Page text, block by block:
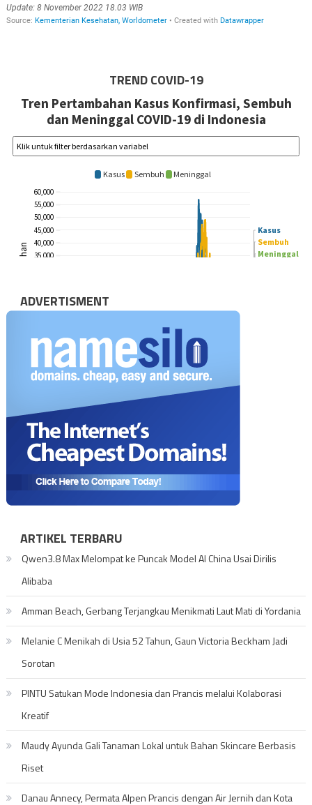
TREND COVID-19
ADVERTISMENT
ARTIKEL TERBARU
Qwen3.8 Max Melompat ke Puncak Model AI China Usai Dirilis
Alibaba
Amman Beach, Gerbang Terjangkau Menikmati Laut Mati di Yordania
Melanie C Menikah di Usia 52 Tahun, Gaun Victoria Beckham Jadi
Sorotan
PINTU Satukan Mode Indonesia dan Prancis melalui Kolaborasi
Kreatif
Maudy Ayunda Gali Tanaman Lokal untuk Bahan Skincare Berbasis
Riset
Danau Annecy, Permata Alpen Prancis dengan Air Jernih dan Kota